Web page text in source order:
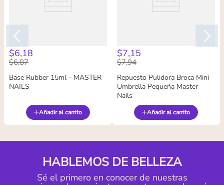
$6,18
$6,87
Base Rubber 15ml - MASTER
NAILS
Añadir al carrito
$7,15
$7,94
Repuesto Pulidora Broca Mini
Umbrella Pequeña Master
Nails
Añadir al carrito
HABLEMOS DE BELLEZA
Sé el primero en conocer de nuestras